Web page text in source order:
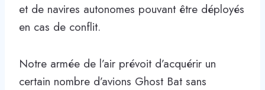
et de navires autonomes pouvant être déployés
en cas de conflit.
Notre armée de l’air prévoit d’acquérir un
certain nombre d’avions Ghost Bat sans